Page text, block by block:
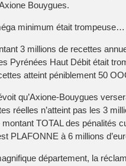
Bouygues.
minimum était trompeuse…
3 millions de recettes
Pyrénées Haut Débit était
atteint péniblement 50
qu’Axione-Bouygues
réelles n’atteint pas les 3
TOTAL des pénalités
PLAFONNE à 6 millions
département, la